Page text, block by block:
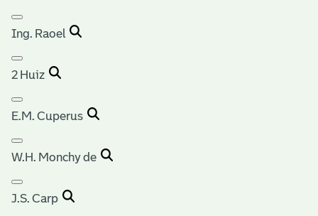
Ing. Raoel
2 Huiz
E.M. Cuperus
W.H. Monchy de
J.S. Carp